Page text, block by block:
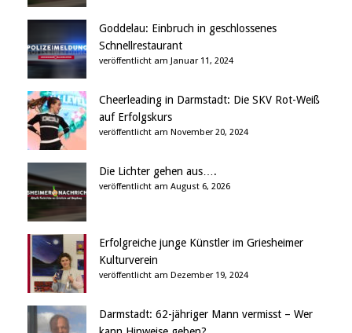
Goddelau: Einbruch in geschlossenes
Schnellrestaurant
veröffentlicht am Januar 11, 2024
Cheerleading in Darmstadt: Die SKV Rot-Weiß
auf Erfolgskurs
veröffentlicht am November 20, 2024
Die Lichter gehen aus….
veröffentlicht am August 6, 2026
Erfolgreiche junge Künstler im Griesheimer
Kulturverein
veröffentlicht am Dezember 19, 2024
Darmstadt: 62-jähriger Mann vermisst – Wer